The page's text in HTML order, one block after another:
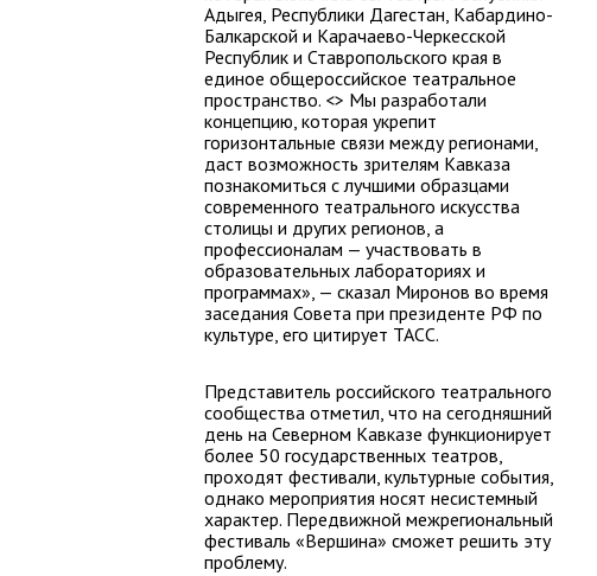
Адыгея, Республики Дагестан, Кабардино-
Балкарской и Карачаево-Черкесской
Республик и Ставропольского края в
единое общероссийское театральное
пространство. <> Мы разработали
концепцию, которая укрепит
горизонтальные связи между регионами,
даст возможность зрителям Кавказа
познакомиться с лучшими образцами
современного театрального искусства
столицы и других регионов, а
профессионалам — участвовать в
образовательных лабораториях и
программах», — сказал Миронов во время
заседания Совета при президенте РФ по
культуре, его цитирует ТАСС.
Представитель российского театрального
сообщества отметил, что на сегодняшний
день на Северном Кавказе функционирует
более 50 государственных театров,
проходят фестивали, культурные события,
однако мероприятия носят несистемный
характер. Передвижной межрегиональный
фестиваль «Вершина» сможет решить эту
проблему.